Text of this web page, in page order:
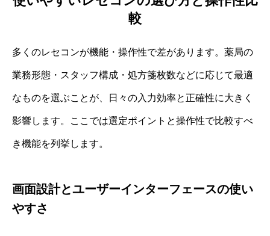
較
多くのレセコンが機能・操作性で差があります。薬局の
業務形態・スタッフ構成・処方箋枚数などに応じて最適
なものを選ぶことが、日々の入力効率と正確性に大きく
影響します。ここでは選定ポイントと操作性で比較すべ
き機能を列挙します。
画面設計とユーザーインターフェースの使い
やすさ